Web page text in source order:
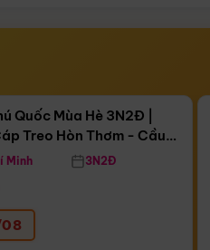
09:28:45
Treo Hòn Thơm
Quốc Mùa Hè 3N2Đ |
Treo Hòn Thơm - Cầu
Viên Nước Aquatopia
Minh 3N2Đ